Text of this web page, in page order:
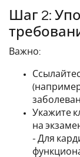
Шаг 2:
Важно:
Укажите
на
- Для